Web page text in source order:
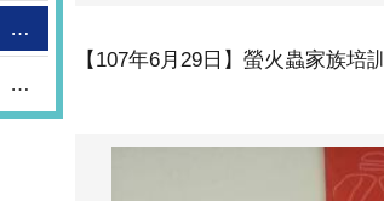
【107年6月29日】螢火蟲家族培